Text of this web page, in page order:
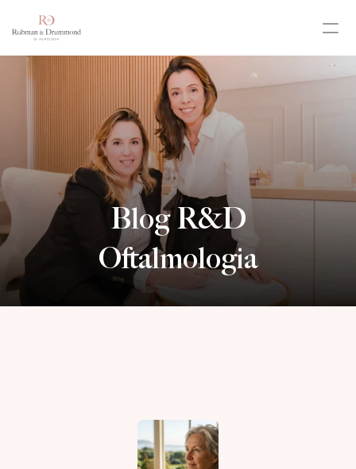
Hospitais e Convênios
Blog
Contato
Blog R&D
Oftalmologia